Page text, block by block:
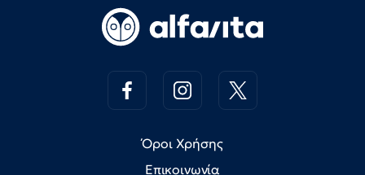
Όροι Χρήσης
Επικοινωνία